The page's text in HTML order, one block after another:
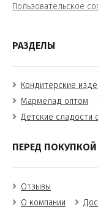
Пользовательское
РАЗДЕЛЫ
Кондитерские
Мармелад оптом
Детские сладости
ПЕРЕД ПОКУПКОЙ
Отзывы
О компании